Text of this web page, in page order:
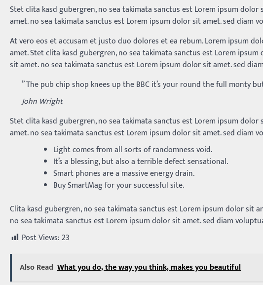
Stet clita kasd gubergren, no sea takimata sanctus est Lorem ipsum
amet. no sea takimata sanctus est Lorem ipsum dolor sit amet. sed diam
At vero eos et accusam et justo duo dolores et ea rebum. Lorem ipsum
amet. Stet clita kasd gubergren, no sea takimata sanctus est Lorem
sit amet. no sea takimata sanctus est Lorem ipsum dolor sit amet. sed
” The pub chip shop knees up the BBC it’s your round the full monty
John Wright
Stet clita kasd gubergren, no sea takimata sanctus est Lorem ipsum
amet. no sea takimata sanctus est Lorem ipsum dolor sit amet. sed diam
Light comes from all sorts of randomness void.
It’s a blessing, but also a terrible defect sensational.
Smart phones are a massive energy drain.
Buy SmartMag for your successful site.
Clita kasd gubergren, no sea takimata sanctus est Lorem ipsum dolor sit
no sea takimata sanctus est Lorem ipsum dolor sit amet. sed diam
Post Views:23
Also Read What you do, the way you think, makes you beautiful